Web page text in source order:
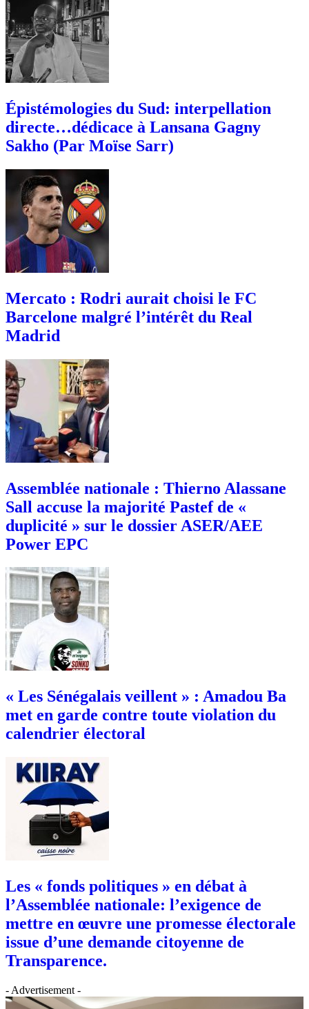
Épistémologies du Sud: interpellation
directe…dédicace à Lansana Gagny
Sakho (Par Moïse Sarr)
Mercato : Rodri aurait choisi le FC
Barcelone malgré l’intérêt du Real
Madrid
Assemblée nationale : Thierno Alassane
Sall accuse la majorité Pastef de «
duplicité » sur le dossier ASER/AEE
Power EPC
« Les Sénégalais veillent » : Amadou Ba
met en garde contre toute violation du
calendrier électoral
Les « fonds politiques » en débat à
l’Assemblée nationale: l’exigence de
mettre en œuvre une promesse électorale
issue d’une demande citoyenne de
Transparence.
- Advertisement -